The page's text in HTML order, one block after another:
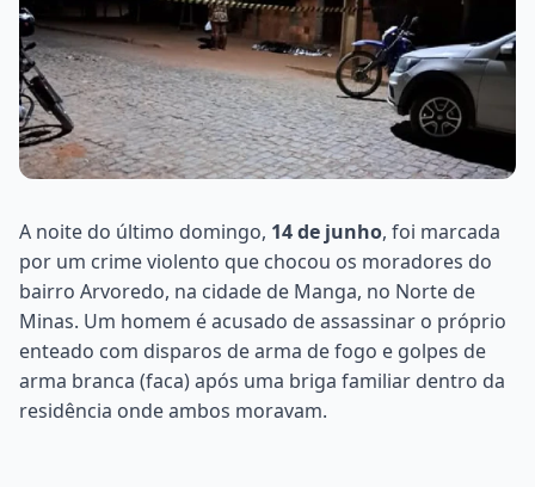
A noite do último domingo, 14 de junho, foi marcada
por um crime violento que chocou os moradores do
bairro Arvoredo, na cidade de Manga, no Norte de
Minas. Um homem é acusado de assassinar o próprio
enteado com disparos de arma de fogo e golpes de
arma branca (faca) após uma briga familiar dentro da
residência onde ambos moravam.